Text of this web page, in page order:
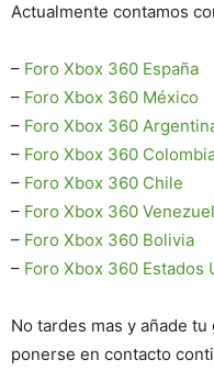
Actualmente contamos
– Foro Xbox 360 España
– Foro Xbox 360 México
– Foro Xbox 360
– Foro Xbox 360
– Foro Xbox 360 Chile
– Foro Xbox 360
– Foro Xbox 360 Bolivia
– Foro Xbox 360 Estados
No tardes mas y añade
ponerse en contacto